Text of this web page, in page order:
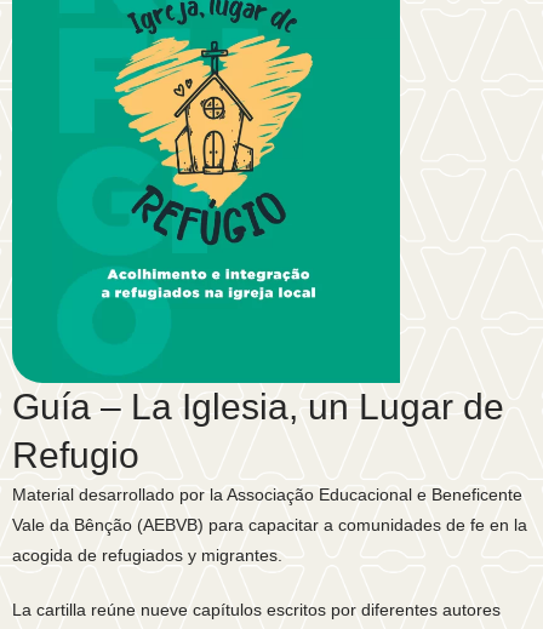
Guía – La Iglesia, un Lugar de
Refugio
Material desarrollado por la Associação Educacional e Beneficente
Vale da Bênção (AEBVB) para capacitar a comunidades de fe en la
acogida de refugiados y migrantes.
La cartilla reúne nueve capítulos escritos por diferentes autores